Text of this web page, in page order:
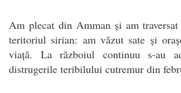
Am plecat din Amman și am
teritoriul sirian: am văzut sate și
viață. La războiul continuu s-au
distrugerile teribilului cutremur din